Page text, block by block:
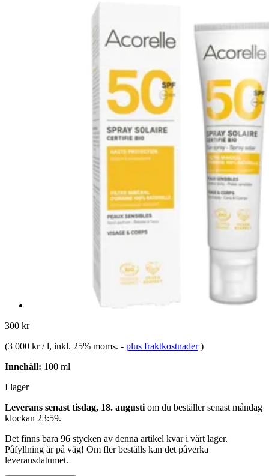
300 kr
(3 000 kr / l, inkl. 25% moms. - plus fraktkostnader )
Innehåll: 100 ml
I lager
Leverans senast tisdag, 18. augusti om du beställer senast måndag
klockan 23:59.
Det finns bara 96 stycken av denna artikel kvar i vårt lager.
Påfyllning är på väg! Om fler beställs kan det påverka
leveransdatumet.